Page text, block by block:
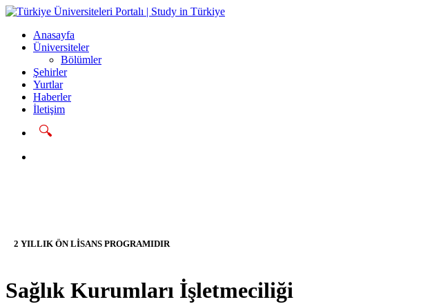
Anasayfa
Üniversiteler
Bölümler
Şehirler
Yurtlar
Haberler
İletişim
🔍
2 YILLIK ÖN LİSANS PROGRAMIDIR
Sağlık Kurumları İşletmeciliği